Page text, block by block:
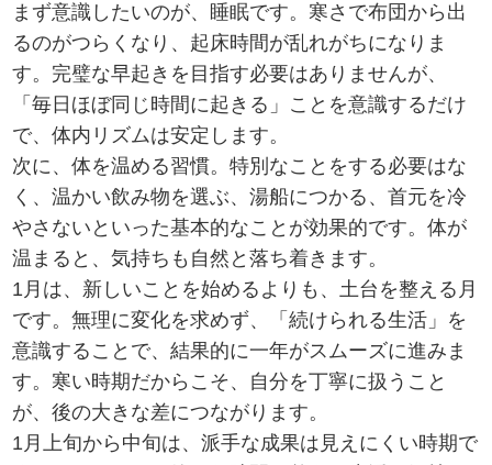
まず意識したいのが、睡眠です。寒さで布団から出
るのがつらくなり、起床時間が乱れがちになりま
す。完璧な早起きを目指す必要はありませんが、
「毎日ほぼ同じ時間に起きる」ことを意識するだけ
で、体内リズムは安定します。
次に、体を温める習慣。特別なことをする必要はな
く、温かい飲み物を選ぶ、湯船につかる、首元を冷
やさないといった基本的なことが効果的です。体が
温まると、気持ちも自然と落ち着きます。
1月は、新しいことを始めるよりも、土台を整える月
です。無理に変化を求めず、「続けられる生活」を
意識することで、結果的に一年がスムーズに進みま
す。寒い時期だからこそ、自分を丁寧に扱うこと
が、後の大きな差につながります。
1月上旬から中旬は、派手な成果は見えにくい時期で